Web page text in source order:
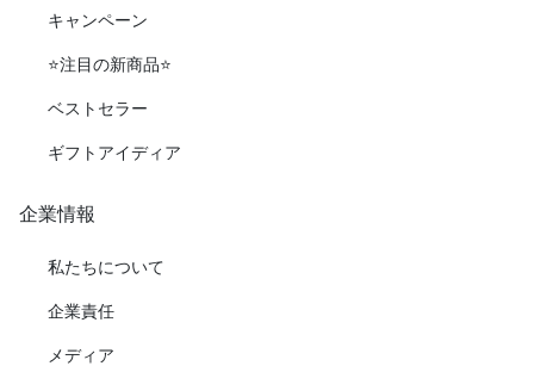
キャンペーン
⭐️注目の新商品⭐️
ベストセラー
ギフトアイディア
企業情報
私たちについて
企業責任
メディア